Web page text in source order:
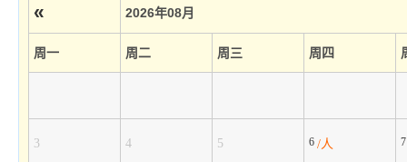
« 2026年08月
周一 周二 周三 周四
3 4 5 6 /人